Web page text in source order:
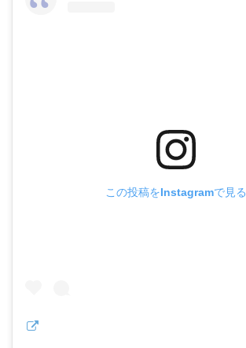
この投稿をInstagramで見る